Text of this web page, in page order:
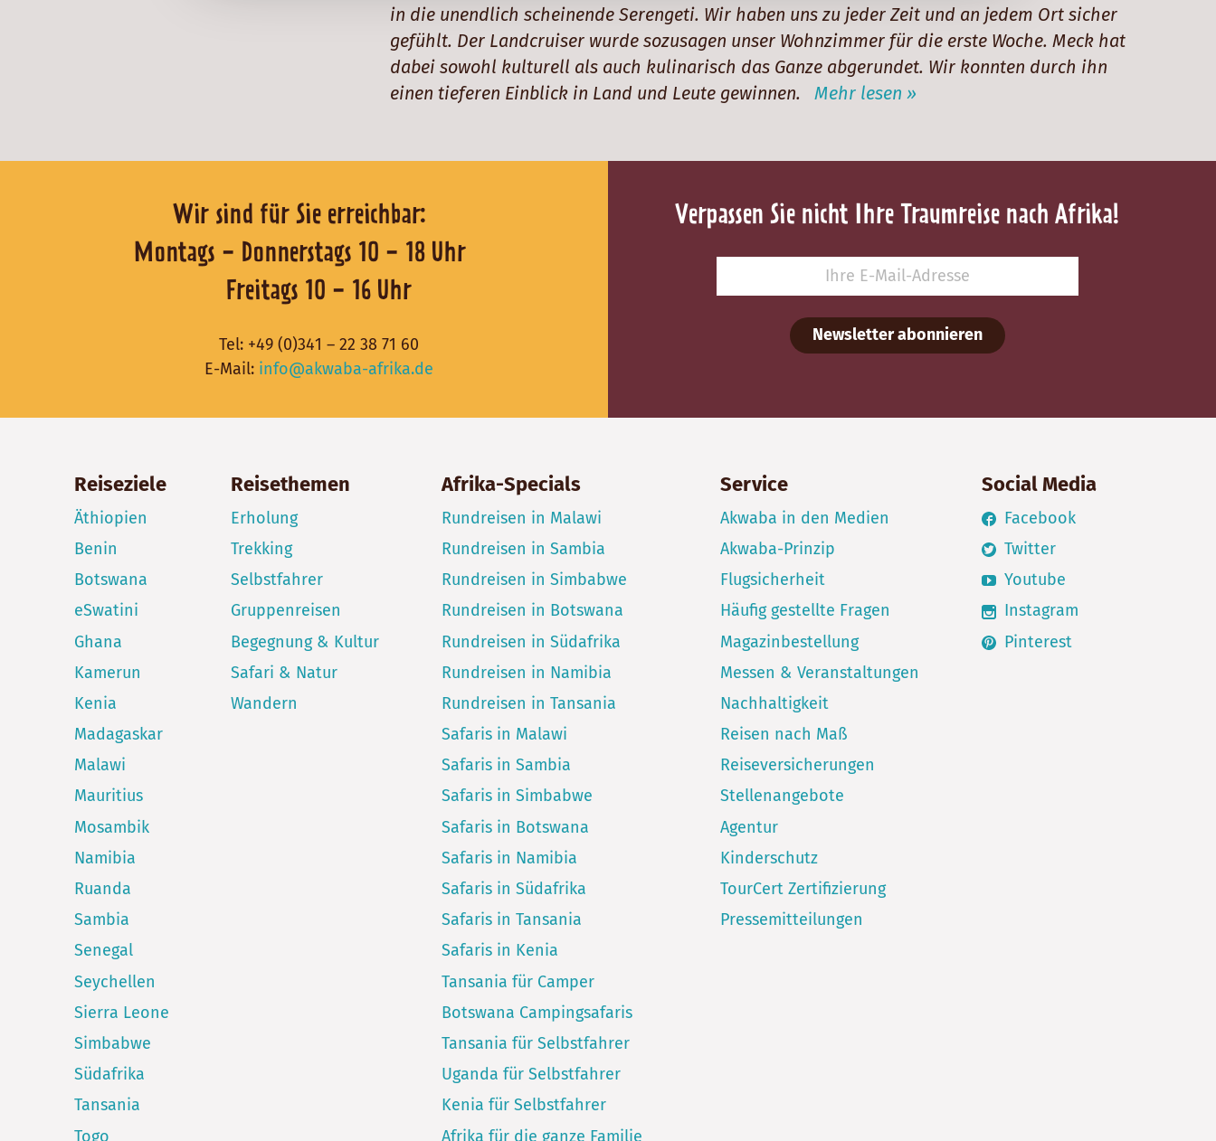
in die unendlich scheinende Serengeti. Wir haben uns zu jeder Zeit und an jedem Ort sicher
gefühlt. Der Landcruiser wurde sozusagen unser Wohnzimmer für die erste Woche. Meck hat
dabei sowohl kulturell als auch kulinarisch das Ganze abgerundet. Wir konnten durch ihn
einen tieferen Einblick in Land und Leute gewinnen. Mehr lesen »
Wir sind für Sie erreichbar:
Montags - Donnerstags 10 - 18 Uhr
Freitags 10 - 16 Uhr
Tel: +49 (0)341 – 22 38 71 60
E-Mail: info@akwaba-afrika.de
Verpassen Sie nicht Ihre Traumreise nach Afrika!
Newsletter abonnieren
Reiseziele
Äthiopien
Benin
Botswana
eSwatini
Ghana
Kamerun
Kenia
Madagaskar
Malawi
Mauritius
Mosambik
Namibia
Ruanda
Sambia
Senegal
Seychellen
Sierra Leone
Simbabwe
Südafrika
Tansania
Togo
Reisethemen
Erholung
Trekking
Selbstfahrer
Gruppenreisen
Begegnung & Kultur
Safari & Natur
Wandern
Afrika-Specials
Rundreisen in Malawi
Rundreisen in Sambia
Rundreisen in Simbabwe
Rundreisen in Botswana
Rundreisen in Südafrika
Rundreisen in Namibia
Rundreisen in Tansania
Safaris in Malawi
Safaris in Sambia
Safaris in Simbabwe
Safaris in Botswana
Safaris in Namibia
Safaris in Südafrika
Safaris in Tansania
Safaris in Kenia
Tansania für Camper
Botswana Campingsafaris
Tansania für Selbstfahrer
Uganda für Selbstfahrer
Kenia für Selbstfahrer
Afrika für die ganze Familie
Service
Akwaba in den Medien
Akwaba-Prinzip
Flugsicherheit
Häufig gestellte Fragen
Magazinbestellung
Messen & Veranstaltungen
Nachhaltigkeit
Reisen nach Maß
Reiseversicherungen
Stellenangebote
Agentur
Kinderschutz
TourCert Zertifizierung
Pressemitteilungen
Social Media
Facebook
Twitter
Youtube
Instagram
Pinterest